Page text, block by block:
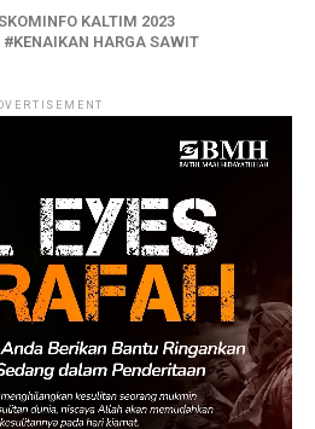
KALTIM 2023
KENAIKAN HARGA SAWIT